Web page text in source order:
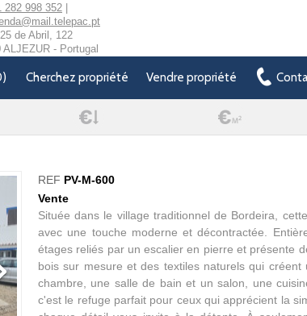
282 998 352
de Abril, 122
ALJEZUR - Portugal
) Cherchez propriété Vendre propriété
REF PV-M-600
Vente
Située dans le village traditionnel de Bordeira,
avec une touche moderne et décontractée.
étages reliés par un escalier en pierre et présente
bois sur mesure et des textiles naturels qui
chambre, une salle de bain et un salon, une
c'est le refuge parfait pour ceux qui apprécient la